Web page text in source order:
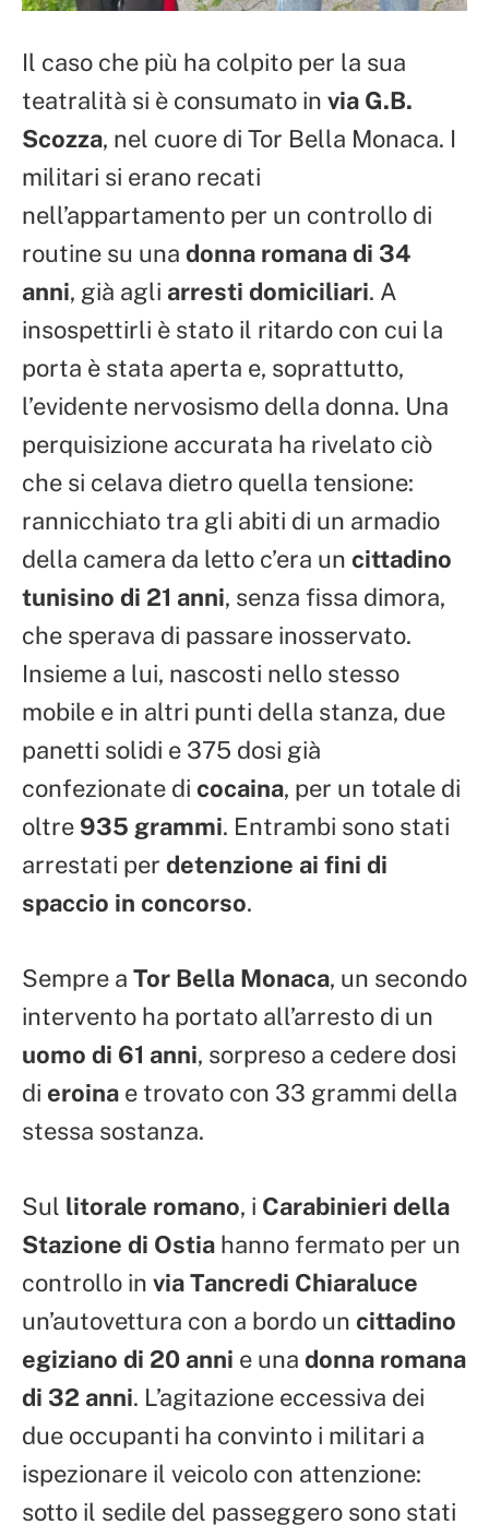
Il caso che più ha colpito per la sua
teatralità si è consumato in via G.B.
Scozza, nel cuore di Tor Bella Monaca. I
militari si erano recati
nell’appartamento per un controllo di
routine su una donna romana di 34
anni, già agli arresti domiciliari. A
insospettirli è stato il ritardo con cui la
porta è stata aperta e, soprattutto,
l’evidente nervosismo della donna. Una
perquisizione accurata ha rivelato ciò
che si celava dietro quella tensione:
rannicchiato tra gli abiti di un armadio
della camera da letto c’era un cittadino
tunisino di 21 anni, senza fissa dimora,
che sperava di passare inosservato.
Insieme a lui, nascosti nello stesso
mobile e in altri punti della stanza, due
panetti solidi e 375 dosi già
confezionate di cocaina, per un totale di
oltre 935 grammi. Entrambi sono stati
arrestati per detenzione ai fini di
spaccio in concorso.
Sempre a Tor Bella Monaca, un secondo
intervento ha portato all’arresto di un
uomo di 61 anni, sorpreso a cedere dosi
di eroina e trovato con 33 grammi della
stessa sostanza.
Sul litorale romano, i Carabinieri della
Stazione di Ostia hanno fermato per un
controllo in via Tancredi Chiaraluce
un’autovettura con a bordo un cittadino
egiziano di 20 anni e una donna romana
di 32 anni. L’agitazione eccessiva dei
due occupanti ha convinto i militari a
ispezionare il veicolo con attenzione:
sotto il sedile del passeggero sono stati